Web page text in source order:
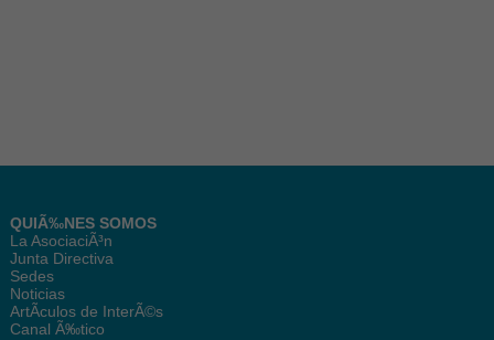
QUIÃ‰NES SOMOS
La AsociaciÃ³n
Junta Directiva
Sedes
Noticias
ArtÃ­culos de InterÃ©s
Canal Ã‰tico